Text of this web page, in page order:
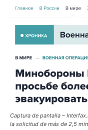
Captura de pantalla –
la solicitud de más de 2,5